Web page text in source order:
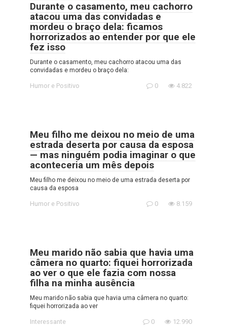
Durante o casamento, meu cachorro
atacou uma das convidadas e
mordeu o braço dela: ficamos
horrorizados ao entender por que ele
fez isso
Durante o casamento, meu cachorro atacou uma das
convidadas e mordeu o braço dela:
Humor e Positivo 0 4.822
Meu filho me deixou no meio de uma
estrada deserta por causa da esposa
— mas ninguém podia imaginar o que
aconteceria um mês depois
Meu filho me deixou no meio de uma estrada deserta por
causa da esposa
Humor e Positivo 0 8.159
Meu marido não sabia que havia uma
câmera no quarto: fiquei horrorizada
ao ver o que ele fazia com nossa
filha na minha ausência
Meu marido não sabia que havia uma câmera no quarto:
fiquei horrorizada ao ver
Interessante 0 12.990